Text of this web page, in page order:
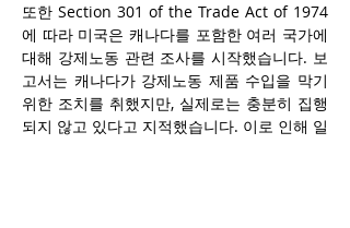
또한 Section 301 of the Trade Act of 1974
에 따라 미국은 캐나다를 포함한 여러 국가에
대해 강제노동 관련 조사를 시작했습니다. 보
고서는 캐나다가 강제노동 제품 수입을 막기
위한 조치를 취했지만, 실제로는 충분히 집행
되지 않고 있다고 지적했습니다. 이로 인해 일